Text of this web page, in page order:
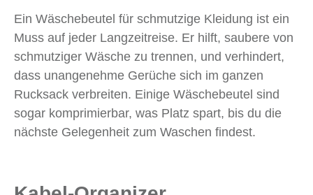
Ein Wäschebeutel für schmutzige Kleidung ist ein
Muss auf jeder Langzeitreise. Er hilft, saubere von
schmutziger Wäsche zu trennen, und verhindert,
dass unangenehme Gerüche sich im ganzen
Rucksack verbreiten. Einige Wäschebeutel sind
sogar komprimierbar, was Platz spart, bis du die
nächste Gelegenheit zum Waschen findest.